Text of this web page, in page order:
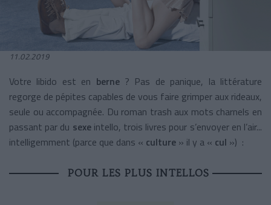
11.02.2019
Votre libido est en berne? Pas de panique, la littérature
regorge de pépites capables de vous faire grimper aux rideaux,
seule ou accompagnée. Du roman trash aux mots charnels en
passant par du sexeintello, trois livres pour s’envoyer en l’air...
intelligemment (parce que dans « culture » il y a « cul ») :
POUR LES PLUS INTELLOS